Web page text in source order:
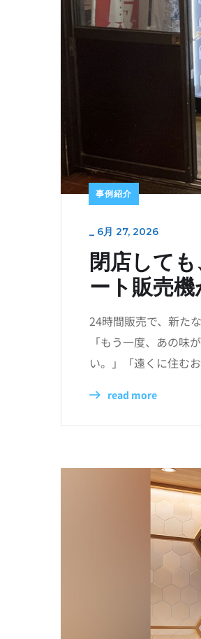
事例紹介
6月 27, 2026
閉店して
ート販売
24時間販売で、新た
「もう一度、あの味
い。」「遠くに住む
read more